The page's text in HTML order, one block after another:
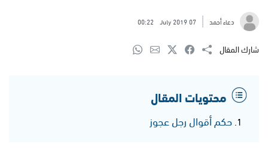
دعاء أحمد 07 July 2019
00:22
شارك المقال
محتويات المقال
حكم أقوال رجل عجوز